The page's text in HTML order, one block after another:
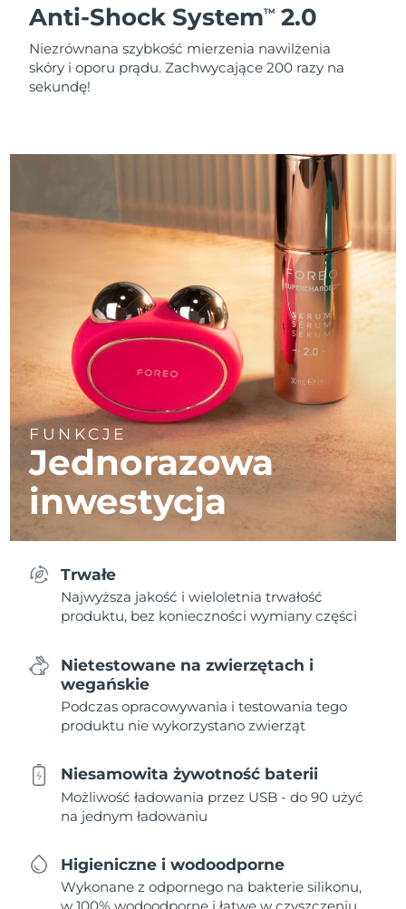
Anti-Shock SystemTM 2.0
Niezrównana szybkość mierzenia nawilżenia
skóry i oporu prądu. Zachwycające 200 razy na
sekundę!
FUNKCJE
Jednorazowa
inwestycja
Trwałe
Najwyższa jakość i wieloletnia trwałość
produktu, bez konieczności wymiany części
Nietestowane na zwierzętach i
wegańskie
Podczas opracowywania i testowania tego
produktu nie wykorzystano zwierząt
Niesamowita żywotność baterii
Możliwość ładowania przez USB - do 90 użyć
na jednym ładowaniu
Higieniczne i wodoodporne
Wykonane z odpornego na bakterie silikonu,